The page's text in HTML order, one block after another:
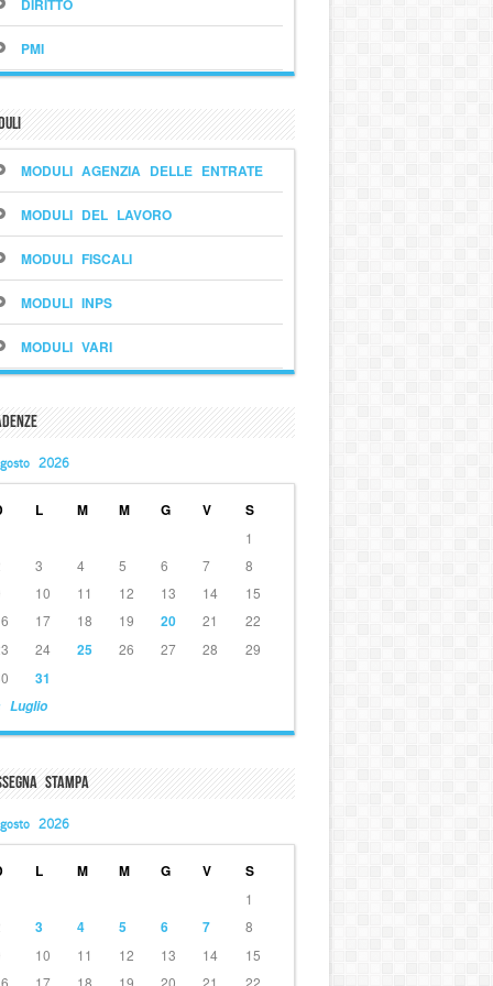
DIRITTO
PMI
MODULI AGENZIA DELLE ENTRATE
MODULI DEL LAVORO
MODULI FISCALI
MODULI INPS
MODULI VARI
2026
L M M G V S
Luglio
1
3 4 5 6 7
8
10 11 12 13 14
15
17 18 19 20 21
22
24 25 26 27 28
29
31
Stampa
2026
L M M G V S
1
3 4 5 6 7
8
10 11 12 13 14
15
17 18 19 20 21 22